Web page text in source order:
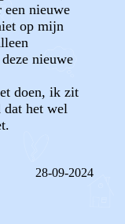
nieuwe
op mijn
nieuwe
doen, ik zit
dat het wel
28-09-2024